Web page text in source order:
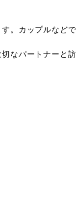
。カップルなど
なパートナーと